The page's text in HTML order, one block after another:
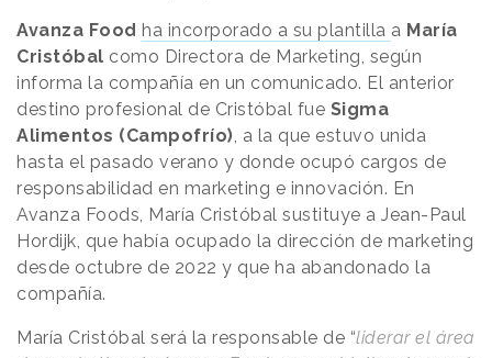
Avanza Food ha incorporado a su plantilla a María
Cristóbal como Directora de Marketing, según
informa la compañía en un comunicado. El anterior
destino profesional de Cristóbal fue Sigma
Alimentos (Campofrío), a la que estuvo unida
hasta el pasado verano y donde ocupó cargos de
responsabilidad en marketing e innovación. En
Avanza Foods, María Cristóbal sustituye a Jean-Paul
Hordijk, que había ocupado la dirección de marketing
desde octubre de 2022 y que ha abandonado la
compañía.
María Cristóbal será la responsable de “liderar el área